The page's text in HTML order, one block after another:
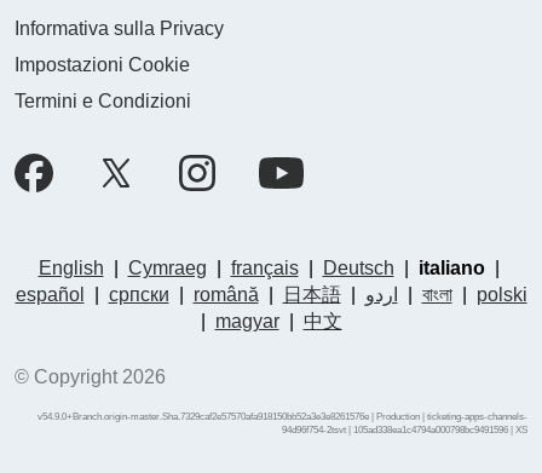
Informativa sulla Privacy
Impostazioni Cookie
Termini e Condizioni
English Cymraeg français| Deutsch italiano|
español
српски română 日本語| اردو বাংলা|
polski
magyar| 中文
© Copyright 2026
v54.9.0+Branch.origin-master.Sha.7329caf2e57570afa918150bb52a3e3e8261576e | Production | ticketing-apps-channels-
94d96f754-2tsvt | 105ad338ea1c4794a000798bc9491596 | XS